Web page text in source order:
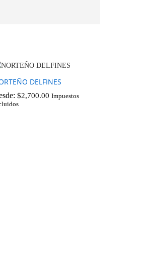
DELFINES
$2,700.00 Impuestos